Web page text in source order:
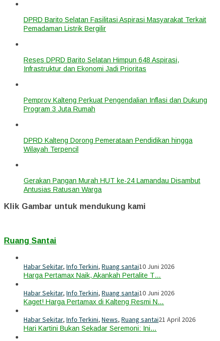
DPRD Barito Selatan Fasilitasi Aspirasi Masyarakat Terkait
Pemadaman Listrik Bergilir
Reses DPRD Barito Selatan Himpun 648 Aspirasi,
Infrastruktur dan Ekonomi Jadi Prioritas
Pemprov Kalteng Perkuat Pengendalian Inflasi dan Dukung
Program 3 Juta Rumah
DPRD Kalteng Dorong Pemerataan Pendidikan hingga
Wilayah Terpencil
Gerakan Pangan Murah HUT ke-24 Lamandau Disambut
Antusias Ratusan Warga
Klik Gambar untuk mendukung kami
Ruang Santai
Habar Sekitar, Info Terkini, Ruang santai10 Juni 2026
Harga Pertamax Naik, Akankah Pertalite T…
Habar Sekitar, Info Terkini, Ruang santai10 Juni 2026
Kaget! Harga Pertamax di Kalteng Resmi N…
Habar Sekitar, Info Terkini, News, Ruang santai21 April 2026
Hari Kartini Bukan Sekadar Seremoni: Ini…